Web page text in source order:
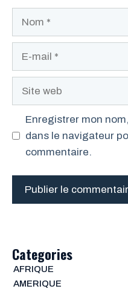
Enregistrer mon
dans le navigateur
commentaire.
Categories
AFRIQUE
AMERIQUE